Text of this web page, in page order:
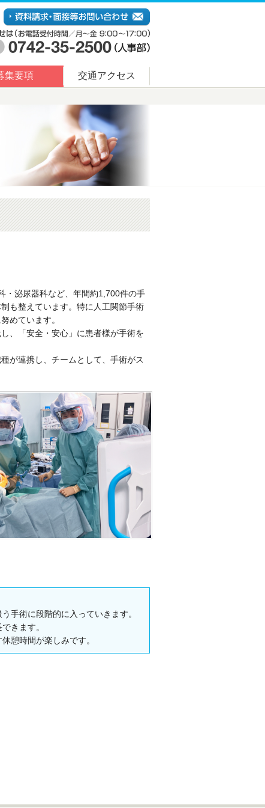
集要項 交通アクセス
・泌尿器科など、年間約1,700件の手
も整えています。特に人工関節手術
めています。
、「安全・安心」に患者様が手術を
が連携し、チームとして、手術がス
手術に段階的に入っていきます。
きます。
憩時間が楽しみです。